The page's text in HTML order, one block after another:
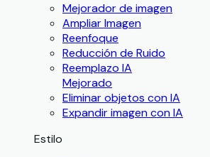
Mejorador de imagen
Ampliar Imagen
Reenfoque
Reducción de Ruido
Reemplazo IA
Mejorado
Eliminar objetos con IA
Expandir imagen con IA
Estilo